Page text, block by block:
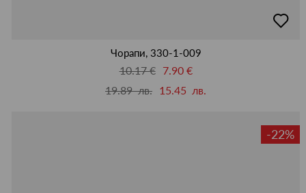
в
Чорапи, 330-1-009
10.17 €
7.90 €
19.89 лв. 15.45 лв.
-22%